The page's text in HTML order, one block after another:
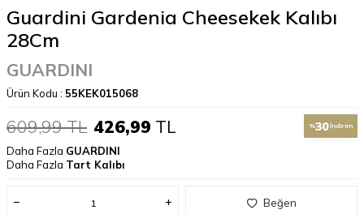
Guardini Gardenia Cheesekek Kalıbı
28Cm
GUARDINI
Ürün Kodu : 55KEK015068
609,99TL 426,99 TL %30İndirim
Daha Fazla GUARDINI
Daha Fazla Tart Kalıbı
Beğen